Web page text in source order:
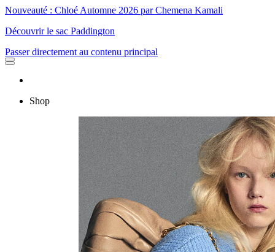
Nouveauté : Chloé Automne 2026 par Chemena Kamali
Découvrir le sac Paddington
Passer directement au contenu principal
Shop